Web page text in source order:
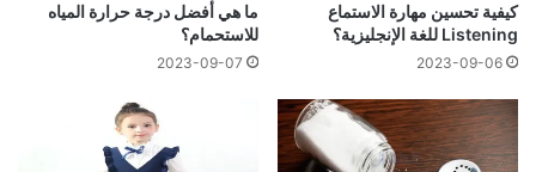
كيفية تحسين مهارة الاستماع
Listening للغة الإنجليزية؟
2023-09-06
ما هي أفضل درجة حرارة المياه
للاستحمام؟
2023-09-07